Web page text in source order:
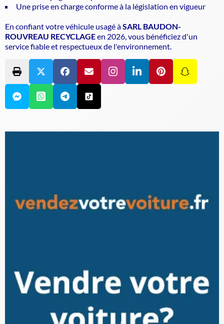
Une prise en charge conforme à la législation en vigueur
En confiant votre véhicule usagé àSARL BAUDON-
ROUVREAU RECYCLAGEen 2026, vous bénéficiez d'un
service fiable et respectueux de l'environnement.